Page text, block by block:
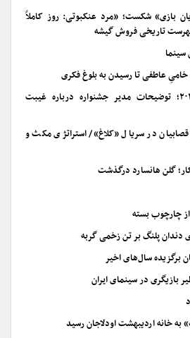
بازی» شکست؛ «مرد عنکبوتی: روز کاملاً
تاریخی فروش گیشه
سینما
عاطفی تا رسیدن به بلوغ فکری
فستیوال فیلم ونیز ۲۰۲۶؛ توضیحات مدیر جشنواره درباره غیبت
در سریال «کلاغ»/ استراتژی مکث و
گلن هانسارد درگذشت
چارچوب بسته
دندان پلنگ بر تن زخمی گربه
بازیگری در سینمای ایران
خانه اردیبهشت اودلاجان رسید